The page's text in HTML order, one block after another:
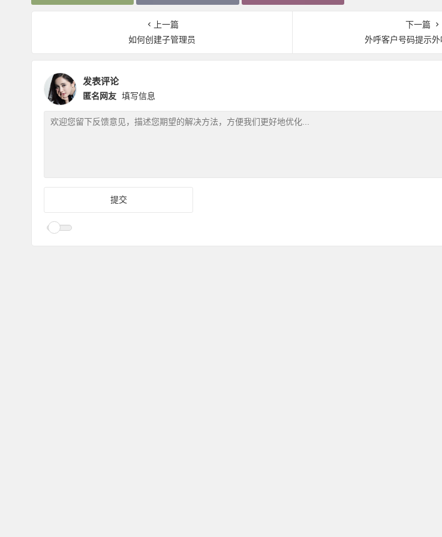
上一篇
如何创建子管理员
下一篇
外呼客户号码提示
发表评论
匿名网友 填写信息